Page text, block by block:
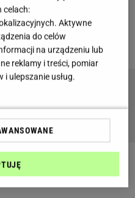
proporcje gwarantują,
wcale wyczuwalny,
deserdla całej rodziny.
- czego
celach:
Aktywne
do celów
na urządzeniu lub
reklamy i treści, pomiar
i ulepszanie usług.